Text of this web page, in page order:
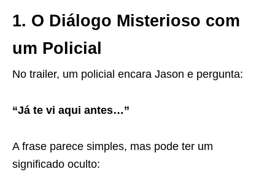
1. O Diálogo Misterioso com
um Policial
No trailer, um policial encara Jason e pergunta:
“Já te vi aqui antes…”
A frase parece simples, mas pode ter um
significado oculto: